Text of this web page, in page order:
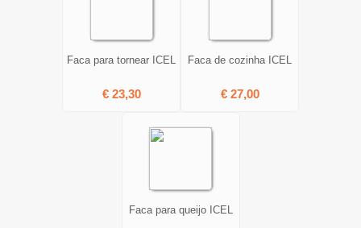
Faca para tornear ICEL
€ 23,30
Faca de cozinha ICEL
€ 27,00
Faca para queijo ICEL